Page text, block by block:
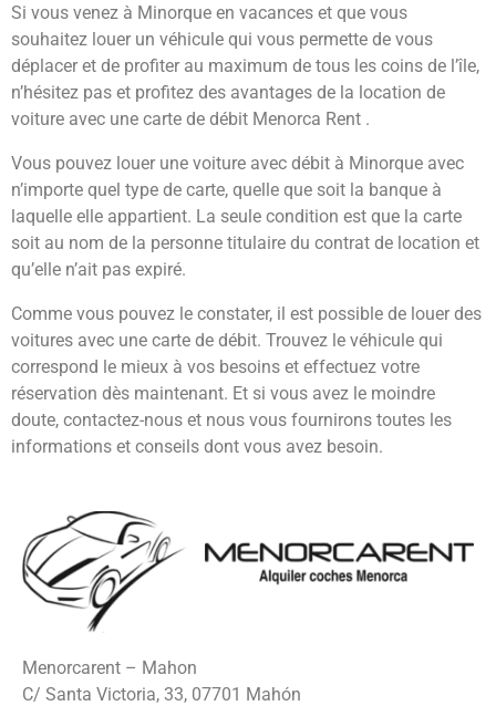
Si vous venez à Minorque en vacances et que vous
souhaitez louer un véhicule qui vous permette de vous
déplacer et de profiter au maximum de tous les coins de l’île,
n’hésitez pas et profitez des avantages de la location de
voiture avec une carte de débit Menorca Rent .
Vous pouvez louer une voiture avec débit à Minorque avec
n’importe quel type de carte, quelle que soit la banque à
laquelle elle appartient. La seule condition est que la carte
soit au nom de la personne titulaire du contrat de location et
qu’elle n’ait pas expiré.
Comme vous pouvez le constater, il est possible de louer des
voitures avec une carte de débit. Trouvez le véhicule qui
correspond le mieux à vos besoins et effectuez votre
réservation dès maintenant. Et si vous avez le moindre
doute, contactez-nous et nous vous fournirons toutes les
informations et conseils dont vous avez besoin.
Menorcarent – Mahon
C/ Santa Victoria, 33, 07701 Mahón